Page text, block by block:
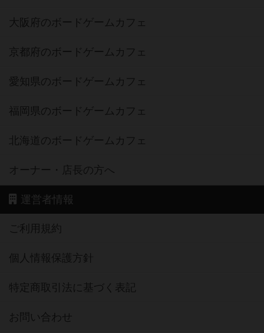
大阪府のボードゲームカフェ
京都府のボードゲームカフェ
愛知県のボードゲームカフェ
福岡県のボードゲームカフェ
北海道のボードゲームカフェ
オーナー・店長の方へ
運営者情報
ご利用規約
個人情報保護方針
特定商取引法に基づく表記
お問い合わせ